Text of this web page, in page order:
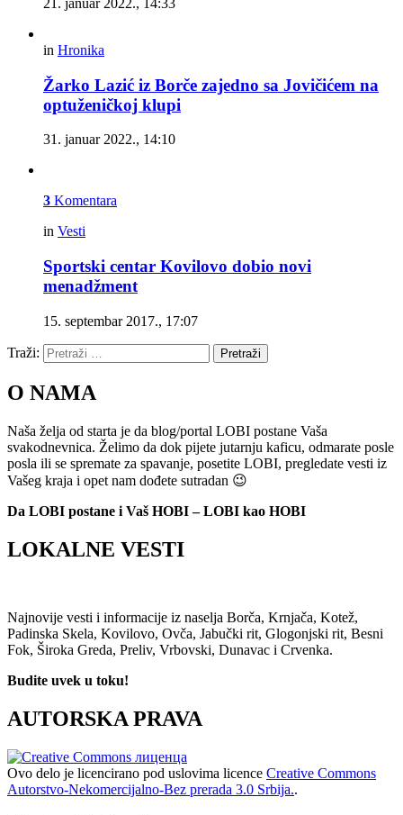
21. januar 2022., 14:33
in Hronika
Žarko Lazić iz Borče zajedno sa Jovičićem na
optuženičkoj klupi
31. januar 2022., 14:10
3 Komentara
in Vesti
Sportski centar Kovilovo dobio novi
menadžment
15. septembar 2017., 17:07
Traži: Pretraži
O NAMA
Naša želja od starta je da blog/portal LOBI postane Vaša
svakodnevnica. Želimo da dok pijete jutarnju kaficu, odmarate posle
posla ili se spremate za spavanje, posetite LOBI, pregledate vesti iz
Vašeg kraja i opet nam dođete sutradan 😉
Da LOBI postane i Vaš HOBI – LOBI kao HOBI
LOKALNE VESTI
Najnovije vesti i informacije iz naselja Borča, Krnjača, Kotež,
Padinska Skela, Kovilovo, Ovča, Jabučki rit, Glogonjski rit, Besni
Fok, Široka Greda, Preliv, Vrbovski, Dunavac i Crvenka.
Budite uvek u toku!
AUTORSKA PRAVA
Ovo delo je licencirano pod uslovima licence Creative Commons
Autorstvo-Nekomercijalno-Bez prerada 3.0 Srbija..